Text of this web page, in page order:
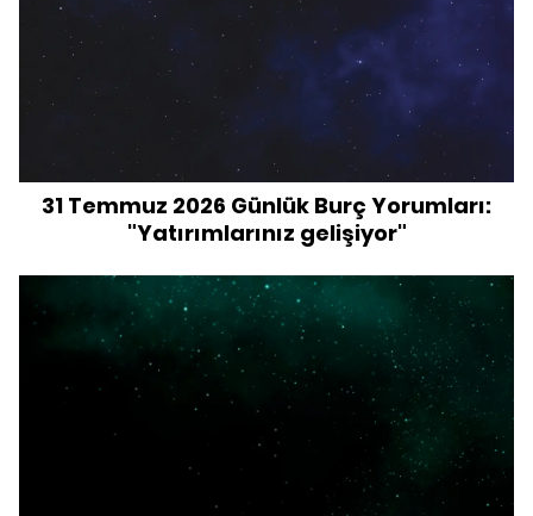
31 Temmuz 2026 Günlük Burç Yorumları:
"Yatırımlarınız gelişiyor"